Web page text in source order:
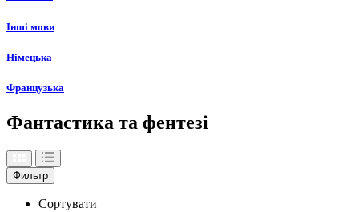
Інші мови
Німецька
Французька
Фантастика та фентезі
Фильтр
Сортувати